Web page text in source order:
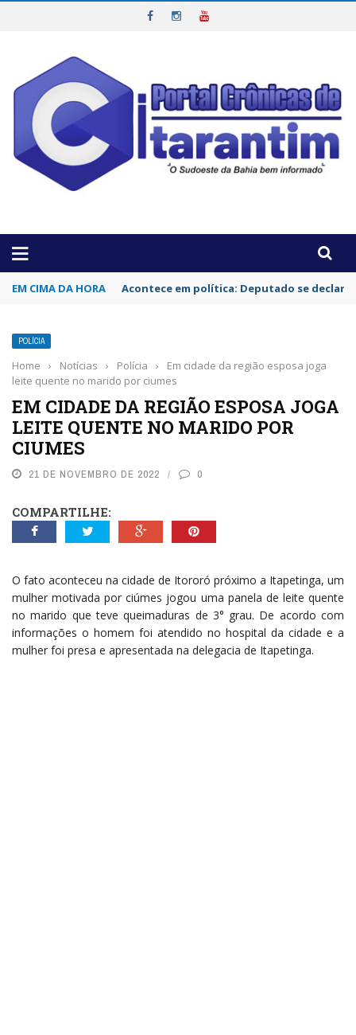
EM CIMA DA HORA Vice de Flavio é investigado por estupro de
POLÍCIA
Home › Notícias › Polícia ›
Em cidade da região esposa joga
leite quente no marido por ciumes
EM CIDADE DA REGIÃO ESPOSA JOGA
LEITE QUENTE NO MARIDO POR
CIUMES
21 DE NOVEMBRO DE 2022 0
COMPARTILHE:
O fato aconteceu na cidade de Itororó próximo a Itapetinga, um
mulher motivada por ciúmes jogou uma panela de leite quente
no marido que teve queimaduras de 3° grau. De acordo com
informações o homem foi atendido no hospital da cidade e a
mulher foi presa e apresentada na delegacia de Itapetinga.